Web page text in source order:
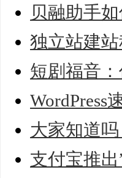
贝融助手
独立站建站
短剧福音
WordPress
大家知道
支付宝推